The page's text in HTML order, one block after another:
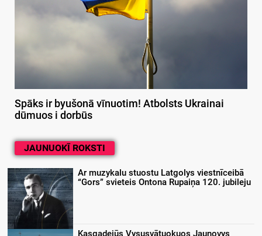
Spāks ir byušonā vīnuotim! Atbolsts Ukrainai
dūmuos i dorbūs
JAUNUOKĪ ROKSTI
Ar muzykalu stuostu Latgolys viestnīceibā
“Gors” svieteis Ontona Rupaiņa 120. jubileju
Kasgadejūs Vysusvātuokuos Jaunovys